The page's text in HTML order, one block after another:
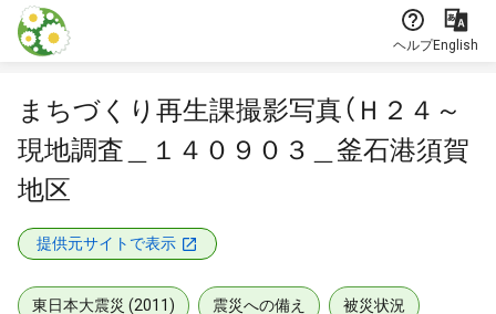
本文に飛ぶ
ヘルプEnglish
まちづくり再生課撮影写真（Ｈ２４～
現地調査＿１４０９０３＿釜石港須賀
地区
提供元サイトで表示
東日本大震災 (2011) 震災への備え 被災状況